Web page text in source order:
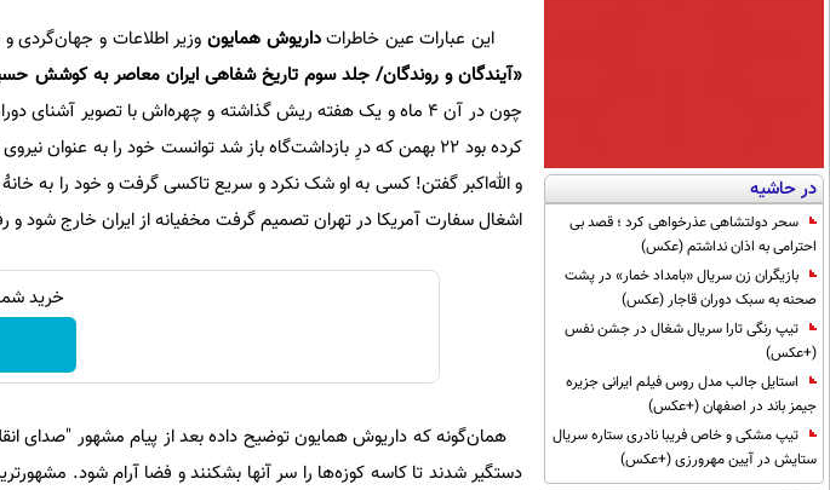
در حاشیه
سحر دولتشاهی عذرخواهی کرد ؛ قصد بی
احترامی به اذان نداشتم (عکس)
بازیگران زن سریال «بامداد خمار» در پشت
صحنه به سبک دوران قاجار (عکس)
تیپ رنگی تارا سریال شغال در جشن نفس
(+عکس)
استایل جالب مدل روس فیلم ایرانی جزیره
جیمز باند در اصفهان (+عکس)
تیپ مشکی و خاص فریبا نادری ستاره سریال
ستایش در آیین مهرورزی (+عکس)
این عبارات عین خاطراتداریوش همایون وزیر اطلاعات و
«‌آیندگان و روندگان/ جلد سوم تاریخ شفاهی ایران معاصر به کوشش
چون در آن 4 ماه و یک هفته ریش گذاشته و چهره‌اش با تصویر
کرده بود 22 بهمن که درِ بازداشت‌گاه باز شد توانست خود را به
اشغال سفارت آمریکا در تهران تصمیم گرفت مخفیانه از ایران خارج شود و
خرید شمش
همان‌گونه که داریوش همایون توضیح داده بعد از پیام مشهور "صدای
دستگیر شدند تا کاسه کوزه‌ها را سر آنها بشکنند و فضا آرام شود.